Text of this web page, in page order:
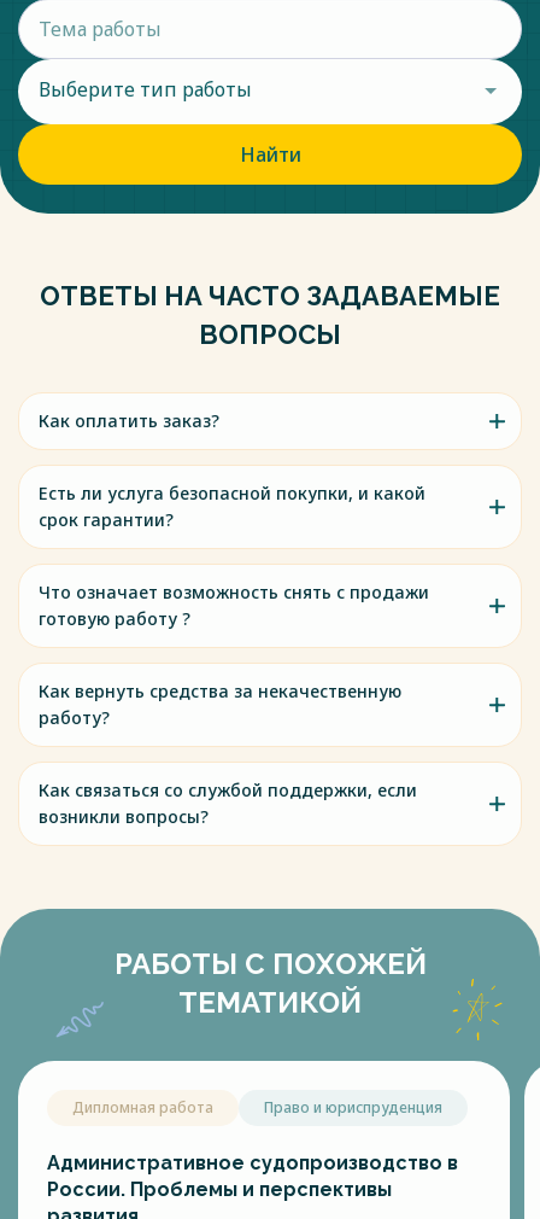
перечисленных способов восстановления нарушенного
права всегда связано с появлением новых субъектов
трудового права, которые имеют полномочия по
устранению допущенных при его применении нарушений.
Весь текст будет доступенпосле покупки
Выберите тип работы
Найти
ОТВЕТЫ НА ЧАСТО ЗАДАВАЕМЫЕ
ВОПРОСЫ
Как оплатить заказ?
Есть ли услуга безопасной покупки, и какой
срок гарантии?
Что означает возможность снять с продажи
готовую работу ?
Как вернуть средства за некачественную
работу?
Как связаться со службой поддержки, если
возникли вопросы?
РАБОТЫ С ПОХОЖЕЙ
ТЕМАТИКОЙ
Дипломная работа Право и юриспруденция
Административное судопроизводство в
России. Проблемы и перспективы